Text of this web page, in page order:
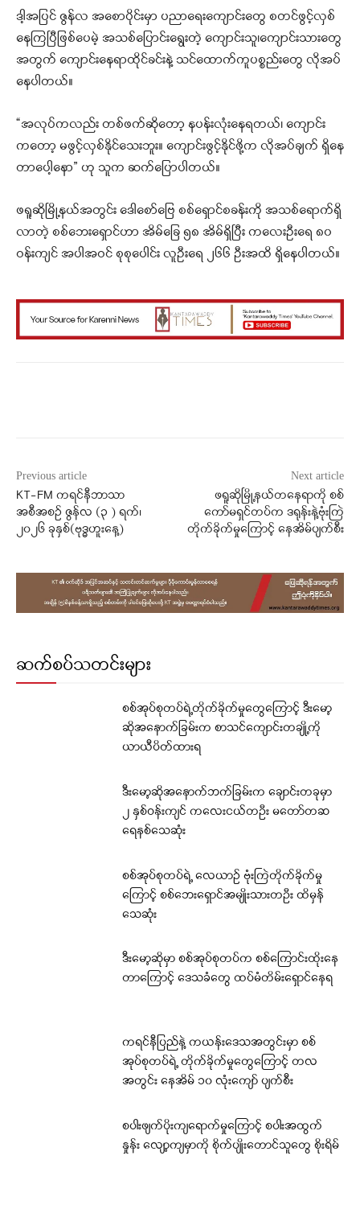
ဒါ့အပြင် ဇွန်လ အစောပိုင်းမှာ ပညာရေးကျောင်းတွေ စတင်ဖွင့်လှစ်
နေကြပြီဖြစ်ပေမဲ့ အသစ်ပြောင်းရွေးတဲ့ ကျောင်းသူ၊ကျောင်းသားတွေ
အတွက် ကျောင်းနေရာထိုင်ခင်းနဲ့ သင်ထောက်ကူပစ္စည်းတွေ လိုအပ်
နေပါတယ်။
“အလုပ်ကလည်း တစ်ဖက်ဆိုတော့ နပန်းလုံးနေရတယ်၊ ကျောင်း
ကတော့ မဖွင့်လှစ်နိုင်သေးဘူး။ ကျောင်းဖွင့်နိုင်ဖို့က လိုအပ်ချက် ရှိနေ
တာပေါ့နော” ဟု သူက ဆက်ပြောပါတယ်။
ဖရူဆိုမြို့နယ်အတွင်း ဒေါစော်ဗြေ စစ်ရှောင်စခန်းကို အသစ်ရောက်ရှိ
လာတဲ့ စစ်ဘေးရှောင်ဟာ အိမ်ခြေ ၅၈ အိမ်ရှိပြီး ကလေးဦးရေ ၈၀
ဝန်းကျင် အပါအဝင် စုစုပေါင်း လူဦးရေ ၂၆၆ ဦးအထိ ရှိနေပါတယ်။
Previous article
KT-FM ကရင်နီဘာသာ
အစီအစဉ် ဇွန်လ (၃ ) ရက်၊
၂၀၂၆ ခုနှစ်(ဗုဒ္ဓဟူးနေ့)
Next article
ဖရူဆိုမြို့နယ်တနေရာကို စစ်
ကော်မရှင်တပ်က ဒရုန်းနဲ့ဗုံးကြဲ
တိုက်ခိုက်မှုကြောင့် နေအိမ်ပျက်စီး
ဆက်စပ်သတင်းများ
စစ်အုပ်စုတပ်ရဲ့တိုက်ခိုက်မှုတွေကြောင့် ဒီးမော့
ဆိုအနောက်ခြမ်းက စာသင်ကျောင်းတချို့ကို
ယာယီပိတ်ထားရ
ဒီးမော့ဆိုအနောက်ဘက်ခြမ်းက ချောင်းတခုမှာ
၂ နှစ်ဝန်းကျင် ကလေးငယ်တဦး မတော်တဆ
ရေနစ်သေဆုံး
စစ်အုပ်စုတပ်ရဲ့ လေယာဉ် ဗုံးကြဲတိုက်ခိုက်မှု
ကြောင့် စစ်ဘေးရှောင်အမျိုးသားတဦး ထိမှန်
သေဆုံး
ဒီးမော့ဆိုမှာ စစ်အုပ်စုတပ်က စစ်ကြောင်းထိုးနေ
တာကြောင့် ဒေသခံတွေ ထပ်မံတိမ်းရှောင်နေရ
ကရင်နီပြည်နဲ့ ကယန်းဒေသအတွင်းမှာ စစ်
အုပ်စုတပ်ရဲ့ တိုက်ခိုက်မှုတွေကြောင့် တလ
အတွင်း နေအိမ် ၁၀ လုံးကျော် ပျက်စီး
စပါးဖျက်ပိုးကျရောက်မှုကြောင့် စပါးအထွက်
နှုန်း လျော့ကျမှာကို စိုက်ပျိုးတောင်သူတွေ စိုးရိမ်